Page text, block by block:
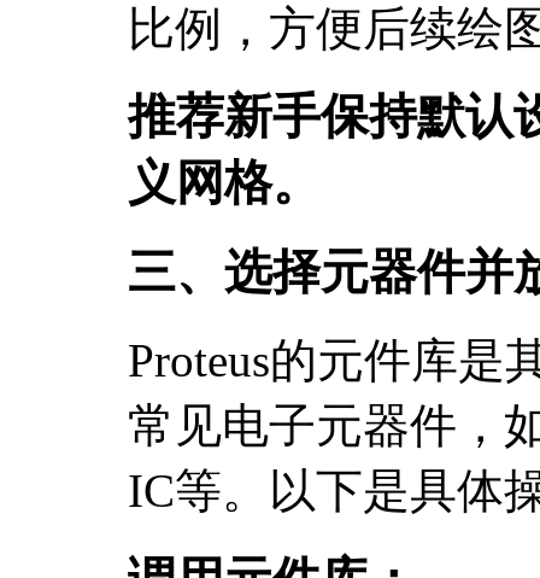
比例，方便后续绘
推荐新手保持默认
义网格。
三、选择元器件并
Proteus的元件库是
常见电子元器件，
IC等。以下是具体